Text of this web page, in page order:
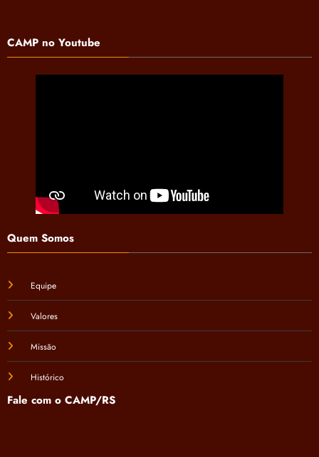
CAMP no Youtube
Quem Somos
Equipe
Valores
Missão
Histórico
Fale com o CAMP/RS